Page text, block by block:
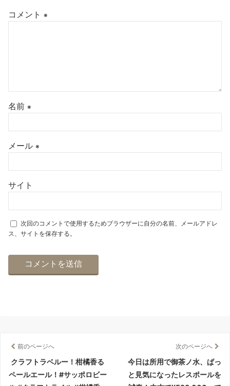
コメント ※
名前 ※
メール ※
サイト
次回のコメントで使用するためブラウザーに自分の名前、メールアドレ
ス、サイトを保存する。
前のページへ
クラフトラベルー！柑橘香る
ペールエール！#サッポロビー
次のページへ
今日は所用で御茶ノ水、ぱっ
と見気になったレスポールを